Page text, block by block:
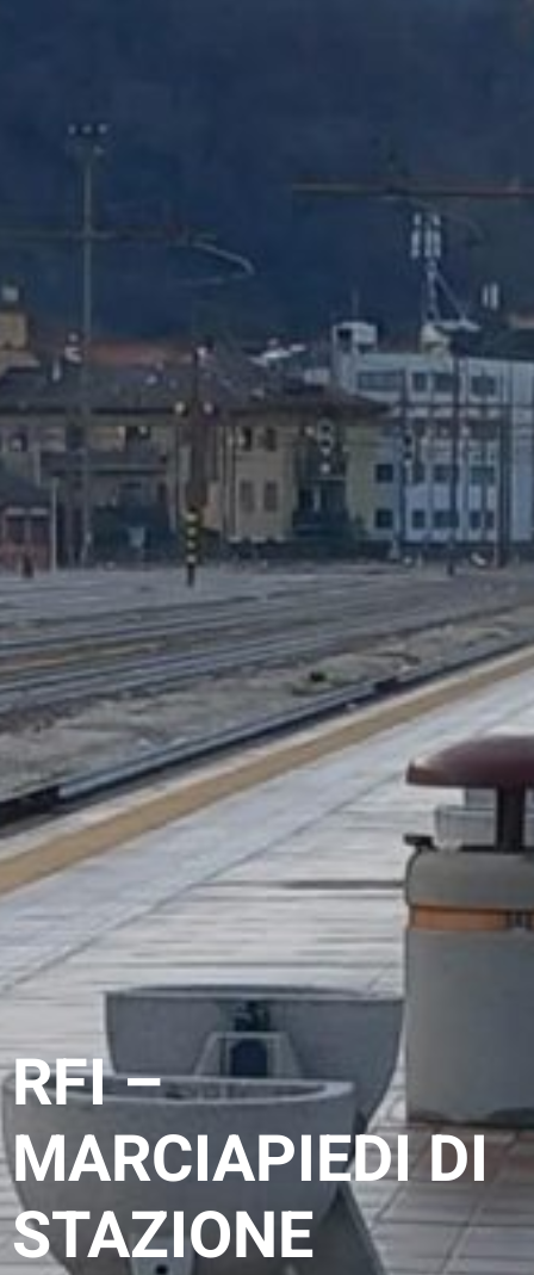
RFI –
MARCIAPIEDI DI
STAZIONE